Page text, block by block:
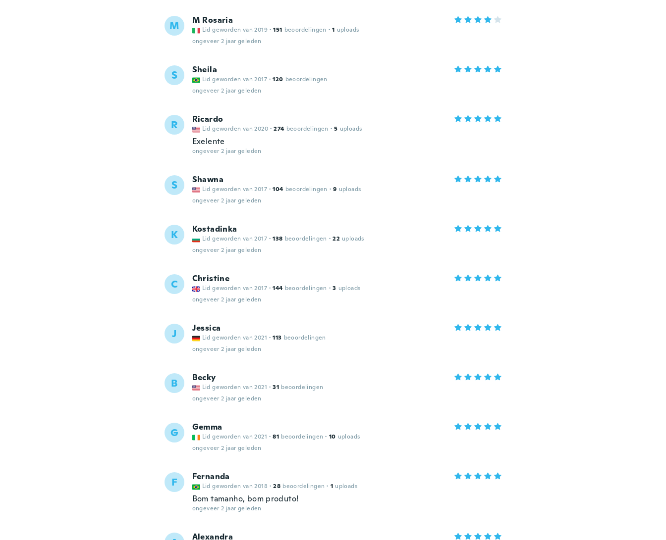
M M Rosaria
Lid geworden van 2019 · 151 beoordelingen · 1 uploads
ongeveer 2 jaar geleden
S Sheila
Lid geworden van 2017 · 120 beoordelingen
ongeveer 2 jaar geleden
R Ricardo
Lid geworden van 2020 · 274 beoordelingen · 5 uploads
Exelente
ongeveer 2 jaar geleden
S Shawna
Lid geworden van 2017 · 104 beoordelingen · 9 uploads
ongeveer 2 jaar geleden
K Kostadinka
Lid geworden van 2017 · 138 beoordelingen · 22 uploads
ongeveer 2 jaar geleden
C Christine
Lid geworden van 2017 · 144 beoordelingen · 3 uploads
ongeveer 2 jaar geleden
J Jessica
Lid geworden van 2021 · 113 beoordelingen
ongeveer 2 jaar geleden
B Becky
Lid geworden van 2021 · 31 beoordelingen
ongeveer 2 jaar geleden
G Gemma
Lid geworden van 2021 · 81 beoordelingen · 10 uploads
ongeveer 2 jaar geleden
F Fernanda
Lid geworden van 2018 · 28 beoordelingen · 1 uploads
Bom tamanho, bom produto!
ongeveer 2 jaar geleden
Alexandra